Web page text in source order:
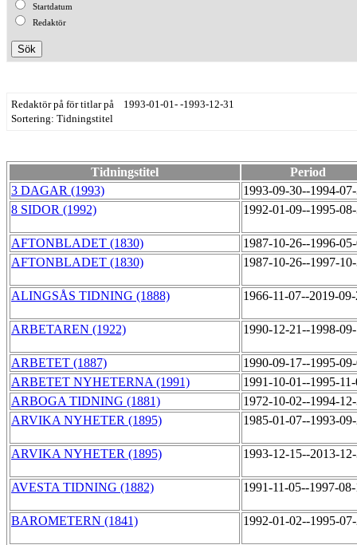
Startdatum
Redaktör
Redaktör på för titlar på 1993-01-01- -1993-12-31
Sortering: Tidningstitel
Tidningstitel
Period
3 DAGAR (1993)
1993-09-30--1994-
8 SIDOR (1992)
1992-01-09--1995-
AFTONBLADET (1830)
1987-10-26--1996-
AFTONBLADET (1830)
1987-10-26--1997-
ALINGSÅS TIDNING (1888) 1966-11-07--2019-
ARBETAREN (1922) 1990-12-21--1998-
ARBETET (1887)
1990-09-17--1995-
ARBETET NYHETERNA (1991)
1991-10-01--1995-
ARBOGA TIDNING (1881)
1972-10-02--1994-
ARVIKA NYHETER (1895)
1985-01-07--1993-
ARVIKA NYHETER (1895) 1993-12-15--2013-
AVESTA TIDNING (1882) 1991-11-05--1997-
BAROMETERN (1841) 1992-01-02--1995-